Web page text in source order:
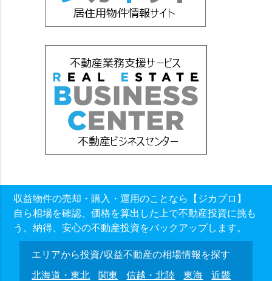
収益物件の売却・購入・運用のことなら【ジカプロ】
自ら相場を確認、価格を算出した上で不動産投資に挑も
う。納得、安心の不動産投資をバックアップします。
エリアから投資/収益不動産の相場情報を探す
北海道・東北
関東 信越・北陸 東海 近畿